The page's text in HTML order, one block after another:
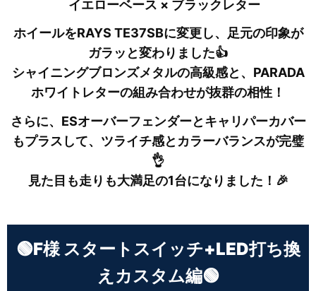
イエローベース × ブラックレター
ホイールをRAYS TE37SBに変更し、足元の印象が
ガラッと変わりました👍
シャイニングブロンズメタルの高級感と、PARADA
ホワイトレターの組み合わせが抜群の相性！
さらに、ESオーバーフェンダーとキャリパーカバー
もプラスして、ツライチ感とカラーバランスが完璧
👌
見た目も走りも大満足の1台になりました！🎉
🟢F様 スタートスイッチ+LED打ち換
えカスタム編🟢